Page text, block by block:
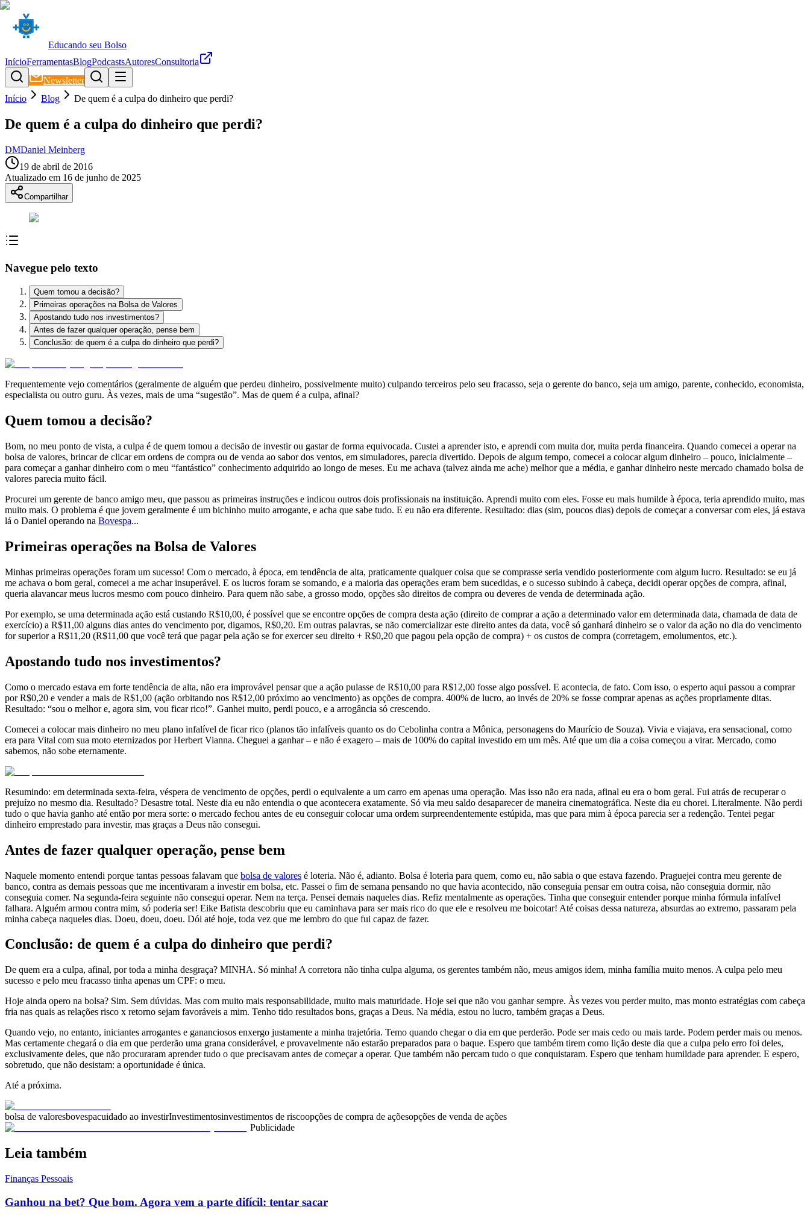
Educando seu Bolso
InícioFerramentasBlogPodcastsAutoresConsultoria
Newsletter
Início
Blog De quem é a culpa do dinheiro que perdi?
De quem é a culpa do dinheiro que perdi?
DMDaniel Meinberg
19 de abril de 2016
Atualizado em 16 de junho de 2025
Compartilhar
Navegue pelo texto
Quem tomou a decisão?
Primeiras operações na Bolsa de Valores
Apostando tudo nos investimentos?
Antes de fazer qualquer operação, pense bem
Conclusão: de quem é a culpa do dinheiro que perdi?
Frequentemente vejo comentários (geralmente de alguém que perdeu dinheiro, possivelmente muito) culpando terceiros pelo seu fracasso, seja o gerente do banco, seja um amigo, parente, conhecido, economista,
especialista ou outro guru. Às vezes, mais de uma “sugestão”. Mas de quem é a culpa, afinal?
Quem tomou a decisão?
Bom, no meu ponto de vista, a culpa é de quem tomou a decisão de investir ou gastar de forma equivocada. Custei a aprender isto, e aprendi com muita dor, muita perda financeira. Quando comecei a operar na
bolsa de valores, brincar de clicar em ordens de compra ou de venda ao sabor dos ventos, em simuladores, parecia divertido. Depois de algum tempo, comecei a colocar algum dinheiro – pouco, inicialmente –
para começar a ganhar dinheiro com o meu “fantástico” conhecimento adquirido ao longo de meses. Eu me achava (talvez ainda me ache) melhor que a média, e ganhar dinheiro neste mercado chamado bolsa de
valores parecia muito fácil.
Procurei um gerente de banco amigo meu, que passou as primeiras instruções e indicou outros dois profissionais na instituição. Aprendi muito com eles. Fosse eu mais humilde à época, teria aprendido muito, mas
muito mais. O problema é que jovem geralmente é um bichinho muito arrogante, e acha que sabe tudo. E eu não era diferente. Resultado: dias (sim, poucos dias) depois de começar a conversar com eles, já estava
lá o Daniel operando na Bovespa...
Primeiras operações na Bolsa de Valores
Minhas primeiras operações foram um sucesso! Com o mercado, à época, em tendência de alta, praticamente qualquer coisa que se comprasse seria vendido posteriormente com algum lucro. Resultado: se eu já
me achava o bom geral, comecei a me achar insuperável. E os lucros foram se somando, e a maioria das operações eram bem sucedidas, e o sucesso subindo à cabeça, decidi operar opções de compra, afinal,
queria alavancar meus lucros mesmo com pouco dinheiro. Para quem não sabe, a grosso modo, opções são direitos de compra ou deveres de venda de determinada ação.
Por exemplo, se uma determinada ação está custando R$10,00, é possível que se encontre opções de compra desta ação (direito de comprar a ação a determinado valor em determinada data, chamada de data de
exercício) a R$11,00 alguns dias antes do vencimento por, digamos, R$0,20. Em outras palavras, se não comercializar este direito antes da data, você só ganhará dinheiro se o valor da ação no dia do vencimento
for superior a R$11,20 (R$11,00 que você terá que pagar pela ação se for exercer seu direito + R$0,20 que pagou pela opção de compra) + os custos de compra (corretagem, emolumentos, etc.).
Apostando tudo nos investimentos?
Como o mercado estava em forte tendência de alta, não era improvável pensar que a ação pulasse de R$10,00 para R$12,00 fosse algo possível. E acontecia, de fato. Com isso, o esperto aqui passou a comprar
por R$0,20 e vender a mais de R$1,00 (ação orbitando nos R$12,00 próximo ao vencimento) as opções de compra. 400% de lucro, ao invés de 20% se fosse comprar apenas as ações propriamente ditas.
Resultado: “sou o melhor e, agora sim, vou ficar rico!”. Ganhei muito, perdi pouco, e a arrogância só crescendo.
Comecei a colocar mais dinheiro no meu plano infalível de ficar rico (planos tão infalíveis quanto os do Cebolinha contra a Mônica, personagens do Maurício de Souza). Vivia e viajava, era sensacional, como
era para Vital com sua moto eternizados por Herbert Vianna. Cheguei a ganhar – e não é exagero – mais de 100% do capital investido em um mês. Até que um dia a coisa começou a virar. Mercado, como
sabemos, não sobe eternamente.
Resumindo: em determinada sexta-feira, véspera de vencimento de opções, perdi o equivalente a um carro em apenas uma operação. Mas isso não era nada, afinal eu era o bom geral. Fui atrás de recuperar o
prejuízo no mesmo dia. Resultado? Desastre total. Neste dia eu não entendia o que acontecera exatamente. Só via meu saldo desaparecer de maneira cinematográfica. Neste dia eu chorei. Literalmente. Não perdi
tudo o que havia ganho até então por mera sorte: o mercado fechou antes de eu conseguir colocar uma ordem surpreendentemente estúpida, mas que para mim à época parecia ser a redenção. Tentei pegar
dinheiro emprestado para investir, mas graças a Deus não consegui.
Antes de fazer qualquer operação, pense bem
Naquele momento entendi porque tantas pessoas falavam que bolsa de valores é loteria. Não é, adianto. Bolsa é loteria para quem, como eu, não sabia o que estava fazendo. Praguejei contra meu gerente de
banco, contra as demais pessoas que me incentivaram a investir em bolsa, etc. Passei o fim de semana pensando no que havia acontecido, não conseguia pensar em outra coisa, não conseguia dormir, não
conseguia comer. Na segunda-feira seguinte não consegui operar. Nem na terça. Pensei demais naqueles dias. Refiz mentalmente as operações. Tinha que conseguir entender porque minha fórmula infalível
falhara. Alguém armou contra mim, só poderia ser! Eike Batista descobriu que eu caminhava para ser mais rico do que ele e resolveu me boicotar! Até coisas dessa natureza, absurdas ao extremo, passaram pela
minha cabeça naqueles dias. Doeu, doeu, doeu. Dói até hoje, toda vez que me lembro do que fui capaz de fazer.
Conclusão: de quem é a culpa do dinheiro que perdi?
De quem era a culpa, afinal, por toda a minha desgraça? MINHA. Só minha! A corretora não tinha culpa alguma, os gerentes também não, meus amigos idem, minha família muito menos. A culpa pelo meu
sucesso e pelo meu fracasso tinha apenas um CPF: o meu.
Hoje ainda opero na bolsa? Sim. Sem dúvidas. Mas com muito mais responsabilidade, muito mais maturidade. Hoje sei que não vou ganhar sempre. Às vezes vou perder muito, mas monto estratégias com cabeça
fria nas quais as relações risco x retorno sejam favoráveis a mim. Tenho tido resultados bons, graças a Deus. Na média, estou no lucro, também graças a Deus.
Quando vejo, no entanto, iniciantes arrogantes e gananciosos enxergo justamente a minha trajetória. Temo quando chegar o dia em que perderão. Pode ser mais cedo ou mais tarde. Podem perder mais ou menos.
Mas certamente chegará o dia em que perderão uma grana considerável, e provavelmente não estarão preparados para o baque. Espero que também tirem como lição deste dia que a culpa pelo erro foi deles,
exclusivamente deles, que não procuraram aprender tudo o que precisavam antes de começar a operar. Que também não percam tudo o que conquistaram. Espero que tenham humildade para aprender. E espero,
sobretudo, que não desistam: a oportunidade é única.
Até a próxima.
bolsa de valoresbovespacuidado ao investirInvestimentosinvestimentos de riscoopções de compra de açõesopções de venda de ações
Publicidade
Leia também
Finanças Pessoais
Ganhou na bet? Que bom. Agora vem a parte difícil: tentar sacar